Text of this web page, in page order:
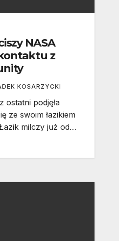
NASA
z
KOSARZYCKI
ostatni podjęła
ze swoim łazikiem
milczy już od…